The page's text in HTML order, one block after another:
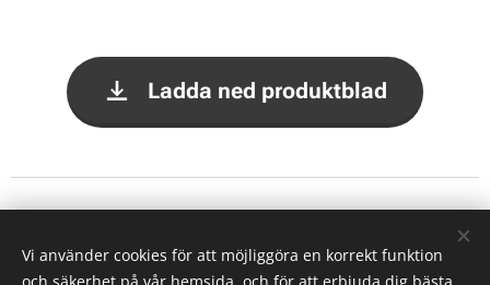
Ladda ned produktblad
Cookies
Vi använder cookies för att möjliggöra en korrekt funktion